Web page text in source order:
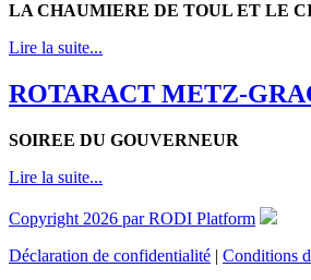
LA CHAUMIERE DE TOUL ET LE
Lire la suite...
ROTARACT METZ-
SOIREE DU GOUVERNEUR
Lire la suite...
Copyright 2026 par RODI Platform
Déclaration de confidentialité | Conditions